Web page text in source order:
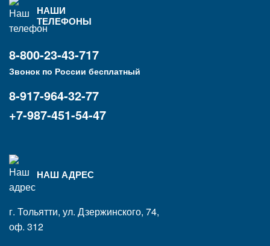
НАШИ
ТЕЛЕФОНЫ
8-800-23-43-717
Звонок по России бесплатный
8-917-964-32-77
+7-987-451-54-47
НАШ АДРЕС
г. Тольятти, ул. Дзержинского, 74,
оф. 312